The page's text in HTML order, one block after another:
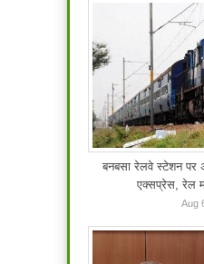
बनबसा रेलवे स्टेशन पर
एक्सप्रेस, रेल
Aug